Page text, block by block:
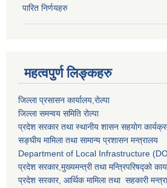
पारित निर्णयहरु
महत्वपुर्ण लिङ्कहरु
जिल्ला प्रसासन कार्यालय,राेल्पा
जिल्ला समन्वय समिति रोल्पा
प्रदेश सरकार तथा स्थानीय शासन सहयाेग
सङ्‍घीय मामिला तथा सामान्य प्रशासन मन्त्रालय
Department of Local Infrastructure
प्रदेश सरकार,मुख्यमन्त्री तथा मन्त्रिपरिषद्को
प्रदेश सरकार, आर्थिक मामिला तथा सहकारी